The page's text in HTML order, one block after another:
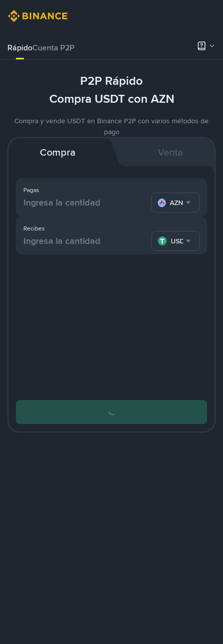
RápidoCuenta P2P
P2P Rápido
Compra USDT con AZN
Compra y vende USDT en Binance P2P con varios métodos de
pago
Compra Venta
Pagas
AZN
Recibes
USDT